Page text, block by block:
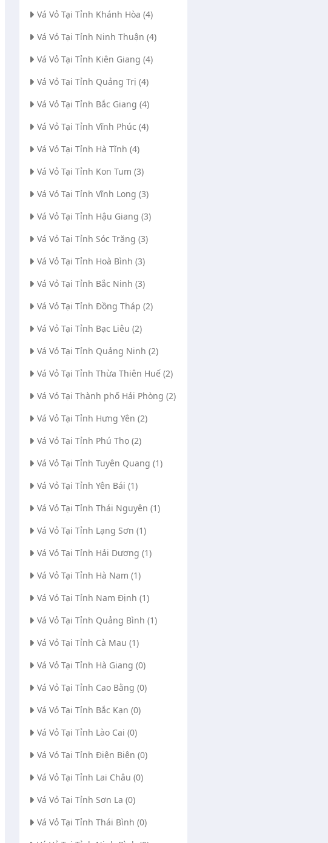
Vá Vỏ Tại Tỉnh Khánh Hòa (4)
Vá Vỏ Tại Tỉnh Ninh Thuận (4)
Vá Vỏ Tại Tỉnh Kiên Giang (4)
Vá Vỏ Tại Tỉnh Quảng Trị (4)
Vá Vỏ Tại Tỉnh Bắc Giang (4)
Vá Vỏ Tại Tỉnh Vĩnh Phúc (4)
Vá Vỏ Tại Tỉnh Hà Tĩnh (4)
Vá Vỏ Tại Tỉnh Kon Tum (3)
Vá Vỏ Tại Tỉnh Vĩnh Long (3)
Vá Vỏ Tại Tỉnh Hậu Giang (3)
Vá Vỏ Tại Tỉnh Sóc Trăng (3)
Vá Vỏ Tại Tỉnh Hoà Bình (3)
Vá Vỏ Tại Tỉnh Bắc Ninh (3)
Vá Vỏ Tại Tỉnh Đồng Tháp (2)
Vá Vỏ Tại Tỉnh Bạc Liêu (2)
Vá Vỏ Tại Tỉnh Quảng Ninh (2)
Vá Vỏ Tại Tỉnh Thừa Thiên Huế (2)
Vá Vỏ Tại Thành phố Hải Phòng (2)
Vá Vỏ Tại Tỉnh Hưng Yên (2)
Vá Vỏ Tại Tỉnh Phú Thọ (2)
Vá Vỏ Tại Tỉnh Tuyên Quang (1)
Vá Vỏ Tại Tỉnh Yên Bái (1)
Vá Vỏ Tại Tỉnh Thái Nguyên (1)
Vá Vỏ Tại Tỉnh Lạng Sơn (1)
Vá Vỏ Tại Tỉnh Hải Dương (1)
Vá Vỏ Tại Tỉnh Hà Nam (1)
Vá Vỏ Tại Tỉnh Nam Định (1)
Vá Vỏ Tại Tỉnh Quảng Bình (1)
Vá Vỏ Tại Tỉnh Cà Mau (1)
Vá Vỏ Tại Tỉnh Hà Giang (0)
Vá Vỏ Tại Tỉnh Cao Bằng (0)
Vá Vỏ Tại Tỉnh Bắc Kạn (0)
Vá Vỏ Tại Tỉnh Lào Cai (0)
Vá Vỏ Tại Tỉnh Điện Biên (0)
Vá Vỏ Tại Tỉnh Lai Châu (0)
Vá Vỏ Tại Tỉnh Sơn La (0)
Vá Vỏ Tại Tỉnh Thái Bình (0)